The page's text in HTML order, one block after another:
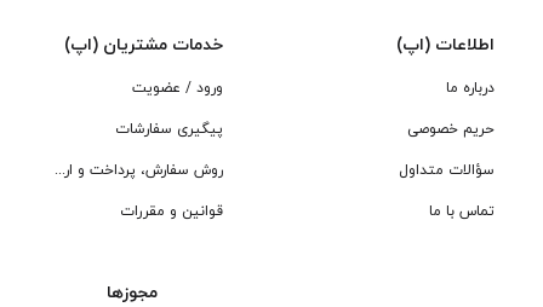
اطلاعات (اپ)
درباره ما
حریم خصوصی
سؤالات متداول
تماس با ما
خدمات مشتریان (اپ)
ورود / عضویت
پیگیری سفارشات
روش سفارش، پرداخت و ارسال
قوانین و مقررات
مجوزها